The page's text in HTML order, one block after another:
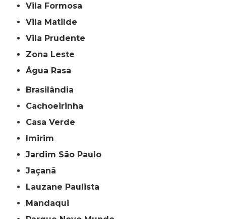
Vila Formosa
Vila Matilde
Vila Prudente
Zona Leste
Água Rasa
Brasilândia
Cachoeirinha
Casa Verde
Imirim
Jardim São Paulo
Jaçanã
Lauzane Paulista
Mandaqui